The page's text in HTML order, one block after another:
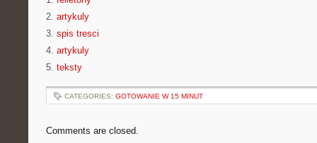
2. artykuly
3. spis tresci
4. artykuly
5. teksty
CATEGORIES: GOTOWANIE W 15 MINUT
Comments are closed.